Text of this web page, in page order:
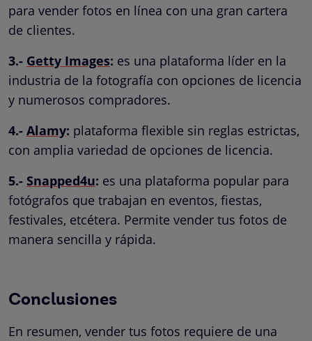
para vender fotos en línea con una gran cartera
de clientes.
3.- Getty Images: es una plataforma líder en la
industria de la fotografía con opciones de licencia
y numerosos compradores.
4.- Alamy: plataforma flexible sin reglas estrictas,
con amplia variedad de opciones de licencia.
5.- Snapped4u: es una plataforma popular para
fotógrafos que trabajan en eventos, fiestas,
festivales, etcétera. Permite vender tus fotos de
manera sencilla y rápida.
Conclusiones
En resumen, vender tus fotos requiere de una